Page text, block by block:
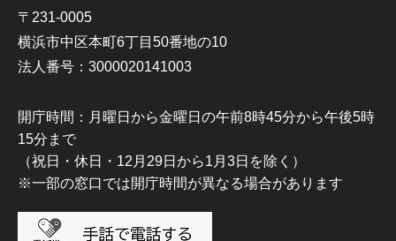
〒231-0005
横浜市中区本町6丁目50番地の10
法人番号：3000020141003
開庁時間：月曜日から金曜日の午前8時45分から午後5時
15分まで
（祝日・休日・12月29日から1月3日を除く）
※一部の窓口では開庁時間が異なる場合があります